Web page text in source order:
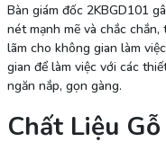
Bàn giám đốc 2KBGD101
nét mạnh mẽ và chắc
lãm cho không gian làm
gian để làm việc với các
ngăn nắp, gọn gàng.
Chất Liệu